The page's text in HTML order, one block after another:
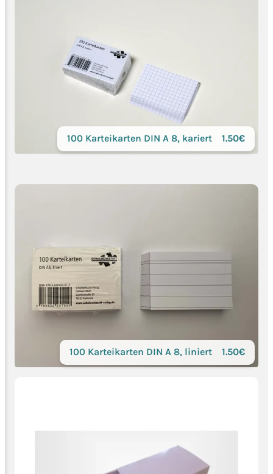
100 Karteikarten DIN A 8, kariert 1.50€
100 Karteikarten DIN A 8, liniert 1.50€